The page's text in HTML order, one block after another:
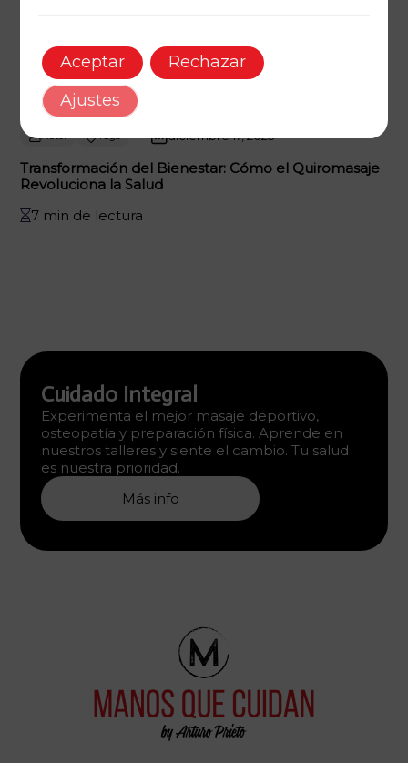
Autor Tags diciembre 17, 2025
Transformación del Bienestar: Cómo el Quiromasaje
Revoluciona la Salud
7 min de lectura
Cuidado Integral
Experimenta el mejor masaje deportivo,
osteopatía y preparación física. Aprende en
nuestros talleres y siente el cambio. Tu salud
es nuestra prioridad.
Más info
Aceptar
Rechazar
Ajustes